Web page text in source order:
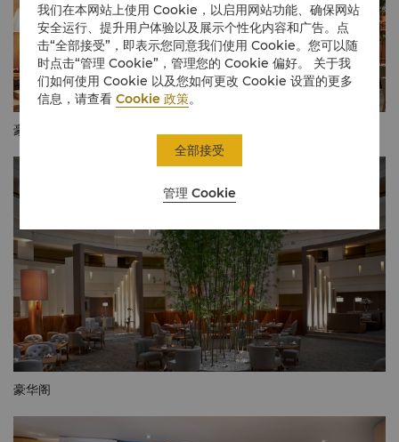
豪华阁
豪华阁
我们在本网站上使用 Cookie，以启用网站功能、确保网站
安全运行、提升用户体验以及展示个性化内容和广告。点
击“全部接受”，即表示您同意我们使用 Cookie。您可以随
时点击“管理 Cookie”，管理您的 Cookie 偏好。 关于我
们如何使用 Cookie 以及您如何更改 Cookie 设置的更多
信息，请查看Cookie 政策。
管理 Cookie
全部接受